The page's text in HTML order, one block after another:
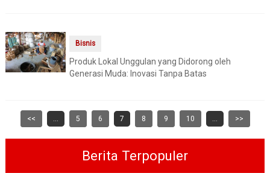
Bisnis
Produk Lokal Unggulan yang Didorong oleh
Generasi Muda: Inovasi Tanpa Batas
<< ... 5 6 7 8 9 10 ... >>
Berita Terpopuler